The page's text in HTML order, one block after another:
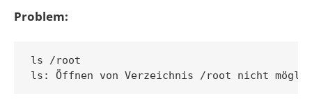
Problem:
ls /root